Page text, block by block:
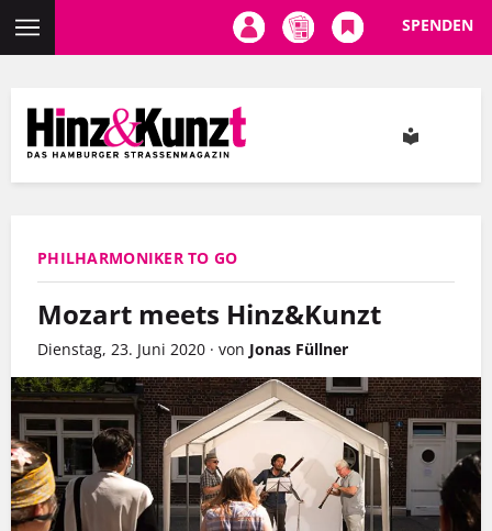
Inhalt
SPENDEN
PHILHARMONIKER TO GO
Mozart meets Hinz&Kunzt
Dienstag, 23. Juni 2020 · von Jonas Füllner